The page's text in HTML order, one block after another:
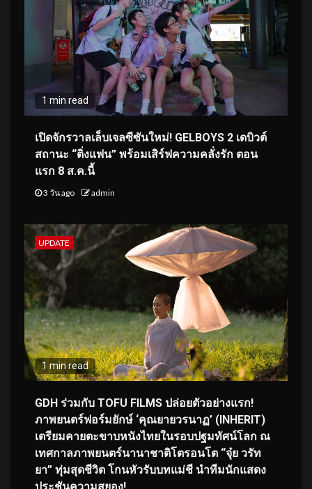
1 min read
เปิดจักรวาลเล็บเจลซีซันใหม่! GELBOYS 2 เดบิวต์
สถานะ “ติ่งแฟน” พร้อมเสิร์ฟความคลั่งรัก ตอน
แรก 8 ส.ค.นี้
3 วัน ago admin
UPDATE
1 min read
GDH ร่วมกับ TOFU FILMS ปล่อยตัวอย่างแรก!
ภาพยนตร์ฟอร์มยักษ์ ‘คุณยายวรนาฏ’ (INHERIT)
เตรียมคายตะขาบหนังไทยในรอบปฐมทัศน์โลก ณ
เทศกาลภาพยนตร์นานาชาติโตรอนโต “จุ๋ย วรัท
ยา” ทุ่มสุดชีวิต โกนหัวรับบทแม่ชี นำทีมนักแสดง